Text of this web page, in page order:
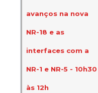
avanços na nova
NR-18 e as
interfaces com a
NR-1 e NR-5 - 10h30
às 12h